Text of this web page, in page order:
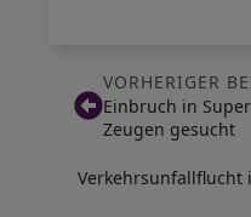
VORHERIGER
Einbruch in
Zeugen gesucht
Verkehrsunfallflucht